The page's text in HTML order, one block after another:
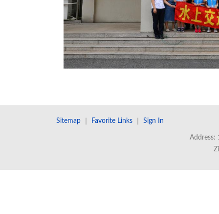
Sitemap Favorite Links Sign In
Address: